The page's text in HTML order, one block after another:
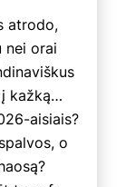
atrodo,
nei orai
į kažką…
aisiais?
o